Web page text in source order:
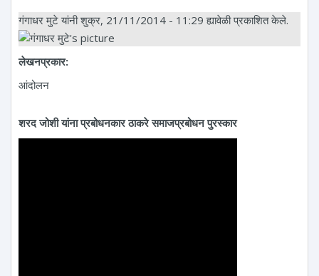
गंगाधर मुटेयांनी शुक्र, 21/11/2014 - 11:29 ह्यावेळी प्रकाशित केले.
लेखनप्रकार:
आंदोलन
शरद जोशी यांना प्रबोधनकार ठाकरे समाजप्रबोधन पुरस्कार